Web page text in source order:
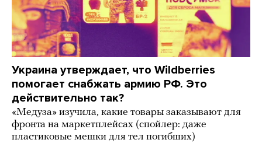
Украина утверждает, что Wildberries
помогает снабжать армию РФ. Это
действительно так?
«Медуза» изучила, какие товары заказывают для
фронта на маркетплейсах (спойлер: даже
пластиковые мешки для тел погибших)